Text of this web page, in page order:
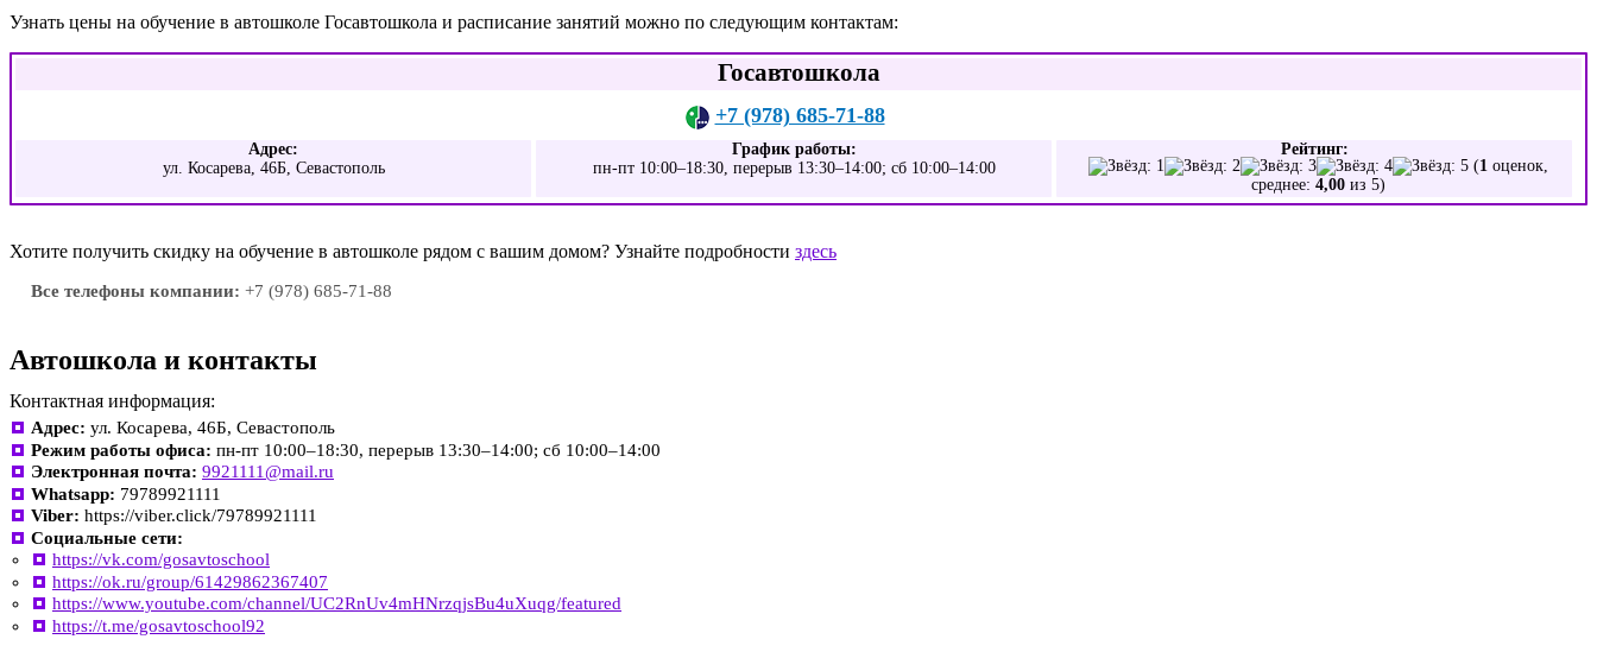
Узнать цены на обучение в автошколе Госавтошкола и расписание занятий можно по следующим контактам:
Госавтошкола
+7 (978) 685-71-88
Адрес:
ул. Косарева, 46Б, Севастополь
График работы:
пн-пт 10:00–18:30, перерыв 13:30–14:00; сб 10:00–14:00
Рейтинг:
(1 оценок,
среднее: 4,00 из 5)
Хотите получить скидку на обучение в автошколе рядом с вашим домом? Узнайте подробности здесь
Все телефоны компании: +7 (978) 685-71-88
Автошкола и контакты
Контактная информация:
Адрес: ул. Косарева, 46Б, Севастополь
Режим работы офиса: пн-пт 10:00–18:30, перерыв 13:30–14:00; сб 10:00–14:00
Электронная почта: 9921111@mail.ru
Whatsapp: 79789921111
Viber: https://viber.click/79789921111
Социальные сети:
https://vk.com/gosavtoschool
https://ok.ru/group/61429862367407
https://www.youtube.com/channel/UC2RnUv4mHNrzqjsBu4uXuqg/featured
https://t.me/gosavtoschool92